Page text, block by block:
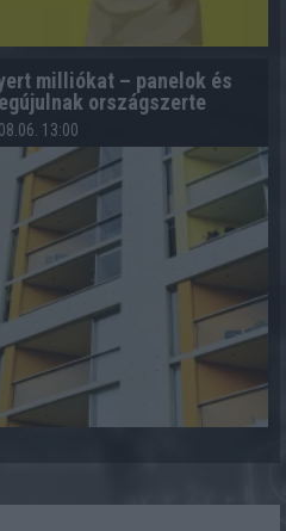
milliókat – panelok és
országszerte
13:00